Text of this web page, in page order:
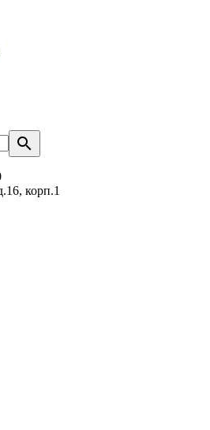
корп.1